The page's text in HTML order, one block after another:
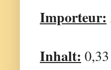
Importeur:
Inhalt: